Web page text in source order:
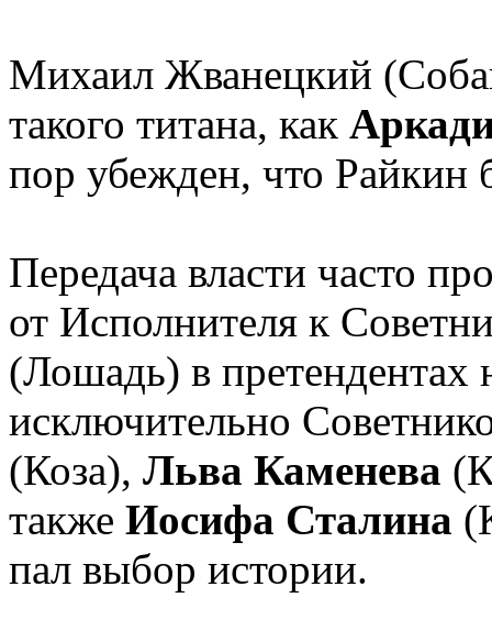
Михаил Жванецкий
такого титана, как
пор убежден, что Райкин
Передача власти часто
от Исполнителя к
(Лошадь) в претендентах
исключительно
(Коза), Льва Каменева
также Иосифа Сталина
пал выбор истории.